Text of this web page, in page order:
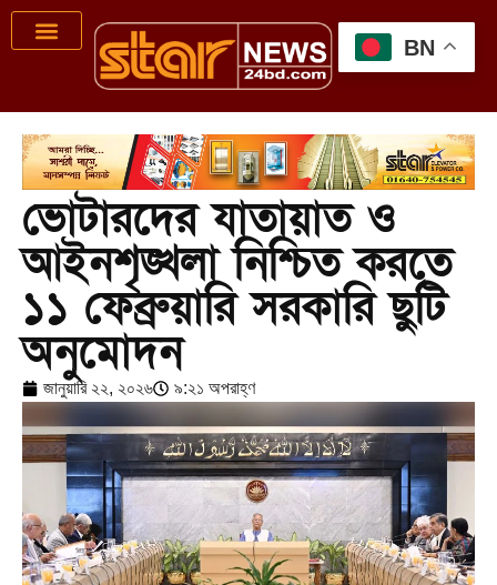
ভোটারদের যাতায়াত ও
আইনশৃঙ্খলা নিশ্চিত করতে
১১ ফেব্রুয়ারি সরকারি ছুটি
অনুমোদন
জানুয়ারি ২২, ২০২৬ ৯:২১ অপরাহ্ণ
BN